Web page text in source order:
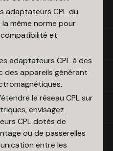
adaptateurs CPL du
même norme pour
compatibilité et
adaptateurs CPL à des
des appareils générant
le réseau CPL sur
envisagez
CPL dotés de
ou de passerelles
entre les